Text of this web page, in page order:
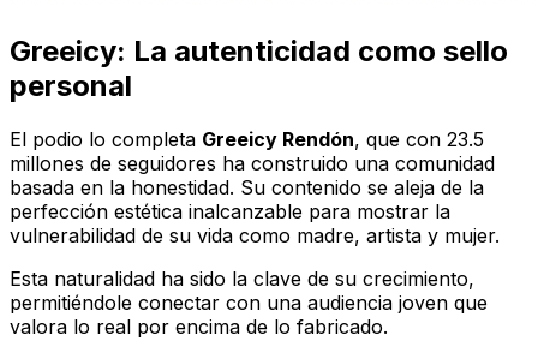
Greeicy: La autenticidad como sello
personal
El podio lo completa Greeicy Rendón, que con 23.5
millones de seguidores ha construido una comunidad
basada en la honestidad. Su contenido se aleja de la
perfección estética inalcanzable para mostrar la
vulnerabilidad de su vida como madre, artista y mujer.
Esta naturalidad ha sido la clave de su crecimiento,
permitiéndole conectar con una audiencia joven que
valora lo real por encima de lo fabricado.